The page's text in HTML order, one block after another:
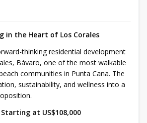
in the Heart of Los Corales
thinking residential development
Bávaro, one of the most walkable
communities in Punta Cana. The
sustainability, and wellness into a
at US$108,000